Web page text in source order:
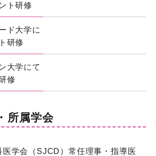
ト研修
ド大学に
研修
大学にて
修
所属学会
医学会（SJCD）常任理事・指導医